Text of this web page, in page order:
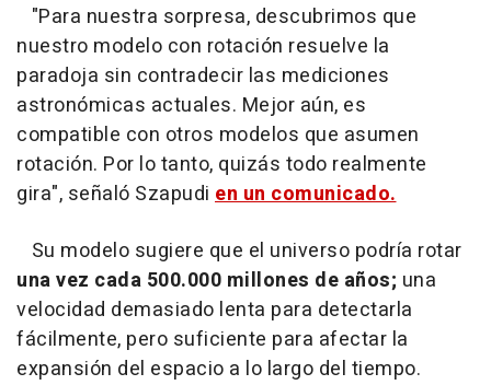
"Para nuestra sorpresa, descubrimos que
nuestro modelo con rotación resuelve la
paradoja sin contradecir las mediciones
astronómicas actuales. Mejor aún, es
compatible con otros modelos que asumen
rotación. Por lo tanto, quizás todo realmente
gira", señaló Szapudi en un comunicado.
Su modelo sugiere que el universo podría rotar
una vez cada 500.000 millones de años; una
velocidad demasiado lenta para detectarla
fácilmente, pero suficiente para afectar la
expansión del espacio a lo largo del tiempo.